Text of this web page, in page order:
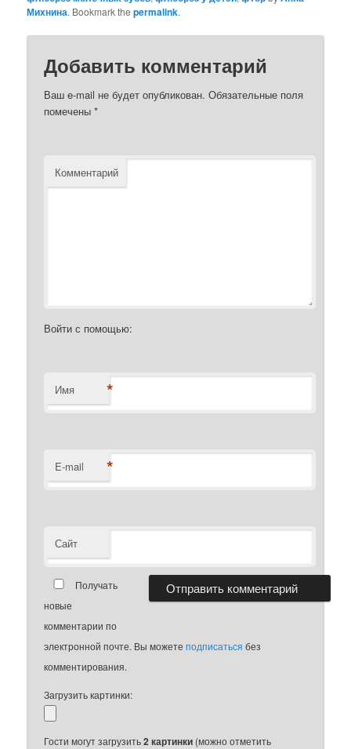
Михнина. Bookmark thepermalink.
Добавить комментарий
Ваш e-mail не будет опубликован. Обязательные поля
помечены*
Комментарий
Войти с помощью:
Имя *
E-mail *
Сайт
Получать
новые
комментарии по
электронной почте. Вы можетеподписаться без
комментирования.
Загрузить картинки:
Гости могут загрузить2 картинки (можно отметить